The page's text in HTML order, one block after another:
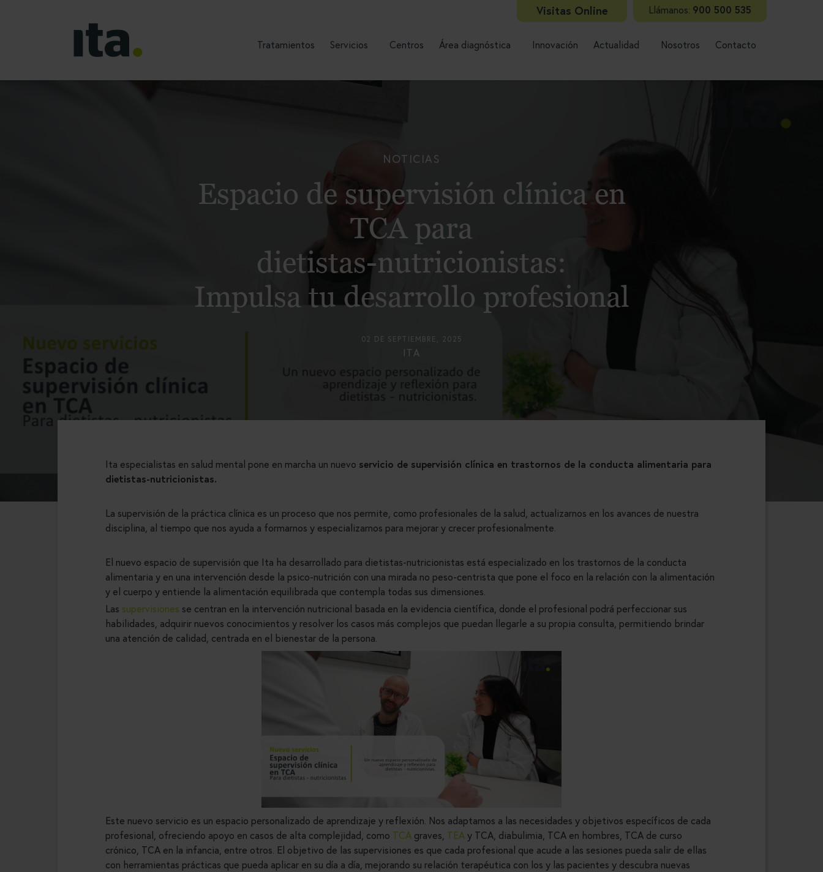
Visitas Online Llámanos: 900 500 535
Tratamientos Servicios Centros Área diagnóstica Innovación Actualidad Nosotros Contacto
NOTICIAS
Espacio de supervisión clínica en
TCA para
dietistas-nutricionistas:
Impulsa tu desarrollo profesional
02 DE SEPTIEMBRE, 2025
ITA
Ita especialistas en salud mental pone en marcha un nuevo servicio de supervisión clínica en trastornos de la conducta alimentaria para
dietistas-nutricionistas.
La supervisión de la práctica clínica es un proceso que nos permite, como profesionales de la salud, actualizarnos en los avances de nuestra
disciplina, al tiempo que nos ayuda a formarnos y especializarnos para mejorar y crecer profesionalmente.
El nuevo espacio de supervisión que Ita ha desarrollado para dietistas-nutricionistas está especializado en los trastornos de la conducta
alimentaria y en una intervención desde la psico-nutrición con una mirada no peso-centrista que pone el foco en la relación con la alimentación
y el cuerpo y entiende la alimentación equilibrada que contempla todas sus dimensiones.
Las supervisiones se centran en la intervención nutricional basada en la evidencia científica, donde el profesional podrá perfeccionar sus
habilidades, adquirir nuevos conocimientos y resolver los casos más complejos que puedan llegarle a su propia consulta, permitiendo brindar
una atención de calidad, centrada en el bienestar de la persona.
Este nuevo servicio es un espacio personalizado de aprendizaje y reflexión. Nos adaptamos a las necesidades y objetivos específicos de cada
profesional, ofreciendo apoyo en casos de alta complejidad, como TCA graves, TEAy TCA, diabulimia, TCA en hombres, TCA de curso
crónico, TCA en la infancia, entre otros. El objetivo de las supervisiones es que cada profesional que acude a las sesiones pueda salir de ellas
con herramientas prácticas que pueda aplicar en su día a día, mejorando su relación terapéutica con los y las pacientes y descubra nuevas